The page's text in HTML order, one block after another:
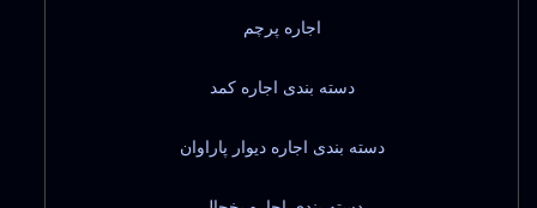
اجاره پرچم
دسته بندی اجاره کمد
دسته بندی اجاره دیوار پاراوان